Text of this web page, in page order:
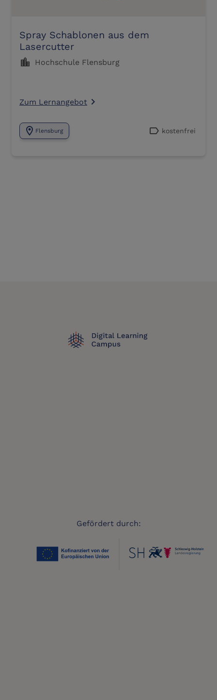
Spray Schablonen aus dem
Lasercutter
location_city Hochschule Flensburg
Zum Lernangebot navigate_next
location_on Flensburg label kostenfrei
Gefördert durch: